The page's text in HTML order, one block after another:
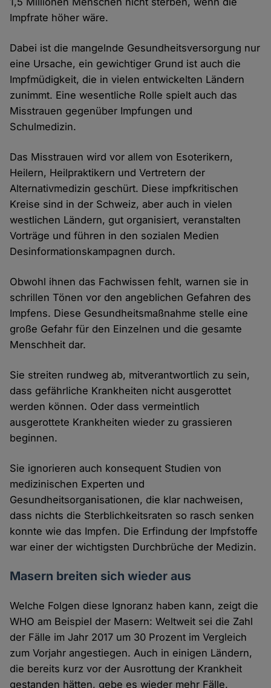
Impfrate höher wäre.
Dabei ist die mangelnde Gesundheitsversorgung nur
eine Ursache, ein gewichtiger Grund ist auch die
Impfmüdigkeit, die in vielen entwickelten Ländern
zunimmt. Eine wesentliche Rolle spielt auch das
Misstrauen gegenüber Impfungen und
Schulmedizin.
Das Misstrauen wird vor allem von Esoterikern,
Heilern, Heilpraktikern und Vertretern der
Alternativmedizin geschürt. Diese impfkritischen
Kreise sind in der Schweiz, aber auch in vielen
westlichen Ländern, gut organisiert, veranstalten
Vorträge und führen in den sozialen Medien
Desinformationskampagnen durch.
Obwohl ihnen das Fachwissen fehlt, warnen sie in
schrillen Tönen vor den angeblichen Gefahren des
Impfens. Diese Gesundheitsmaßnahme stelle eine
große Gefahr für den Einzelnen und die gesamte
Menschheit dar.
Sie streiten rundweg ab, mitverantwortlich zu sein,
dass gefährliche Krankheiten nicht ausgerottet
werden können. Oder dass vermeintlich
ausgerottete Krankheiten wieder zu grassieren
beginnen.
Sie ignorieren auch konsequent Studien von
medizinischen Experten und
Gesundheitsorganisationen, die klar nachweisen,
dass nichts die Sterblichkeitsraten so rasch senken
konnte wie das Impfen. Die Erfindung der Impfstoffe
war einer der wichtigsten Durchbrüche der Medizin.
Masern breiten sich wieder aus
Welche Folgen diese Ignoranz haben kann, zeigt die
WHO am Beispiel der Masern: Weltweit sei die Zahl
der Fälle im Jahr 2017 um 30 Prozent im Vergleich
zum Vorjahr angestiegen. Auch in einigen Ländern,
die bereits kurz vor der Ausrottung der Krankheit
gestanden hätten, gebe es wieder mehr Fälle.